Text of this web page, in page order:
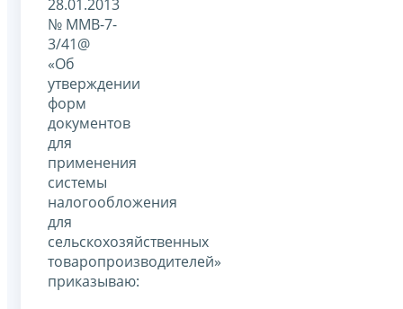
28.01.2013
№ ММВ-7-
3/41@
«Об
утверждении
форм
документов
для
применения
системы
налогообложения
для
сельскохозяйственных
товаропроизводителей»
приказываю: